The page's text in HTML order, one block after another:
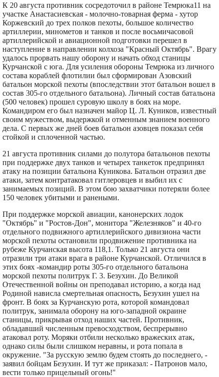
К 20 августа противник сосредоточил в районе Темрюка11 на
участке Анастасиевская - молочно-товарная ферма - хутор
Коржевский до трех полков пехоты, большое количество
артиллерии, минометов и танков и после восьмичасовой
артиллерийской и авиационной подготовки перешел в
наступление в направлении колхоза "Красный Октябрь". Врагу
удалось прорвать нашу оборону и начать обход станицы
Курчанской с юга. Для усиления обороны Темрюка из личного
состава кораблей флотилии был сформирован Азовский
батальон морской пехоты (впоследствии этот батальон вошел в
состав 305-го отдельного батальона). Личный состав батальона
(500 человек) прошел суровую школу в боях на море.
Командиром его был назначен майор Ц. Л. Куников, известный
своим мужеством, выдержкой и отменным знанием военного
дела. С первых же дней боев батальон азовцев показал себя
стойкой и сплоченной частью.
21 августа противник силами до полутора батальонов пехоты
при поддержке двух танков и четырех танкеток предпринял
атаку на позиции батальона Куникова. Батальон отразил две
атаки, затем контратаковал гитлеровцев и выбил их с
занимаемых позиций. В этом бою захватчики потеряли более
150 человек убитыми и ранеными.
При поддержке морской авиации, канонерских лодок
"Октябрь" и "Ростов-Дон", монитора "Железняков" и 40-го
отдельного подвижного артиллерийского дивизиона части
морской пехоты остановили продвижение противника на
рубеже Курчанская высота 118,1. Только 21 августа они
отразили три атаки врага в районе Курчанской. Отличился в
этих боях -командир роты 305-го отдельного батальона
морской пехоты политрук Г. 3. Безухин. До Великой
Отечественной войны он преподавал историю, а когда над
Родиной нависла смертельная опасность, Безухин ушел на
фронт. В боях за Курчанскую рота, которой командовал
политрук, занимала оборону на юго-западной окраине
станицы, прикрывая отход наших частей. Противник,
обладавший численным превосходством, беспрерывно
атаковал роту. Моряки отбили несколько вражеских атак,
однако силы были слишком неравны, и рота попала в
окружение. "За русскую землю будем стоять до последнего, -
заявил бойцам Безухин. И тут же приказал: - Патронов мало,
вести только прицельный огонь!"